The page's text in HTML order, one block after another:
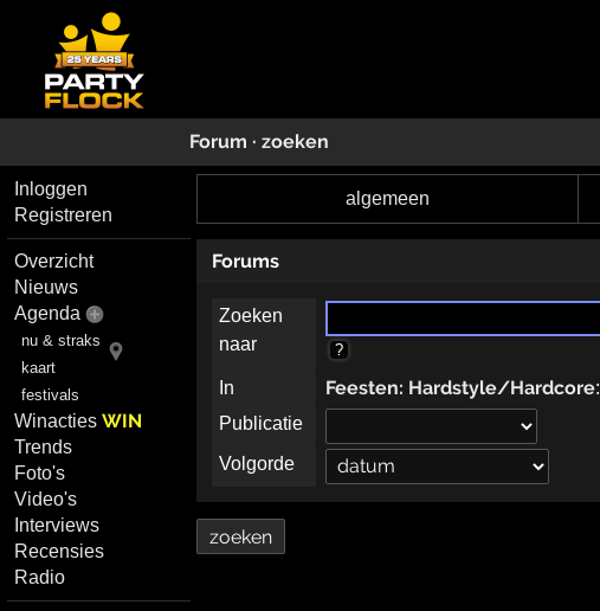
Forum · zoeken
Inloggen
Registreren
Overzicht
Nieuws
Agenda
nu & straks
kaart
festivals
WinactiesWIN
Trends
Foto's
Video's
Interviews
Recensies
Radio
algemeen
Forums
Zoeken
naar
?
In Feesten: Hardstyle/Hardcore:
Publicatie
Volgorde